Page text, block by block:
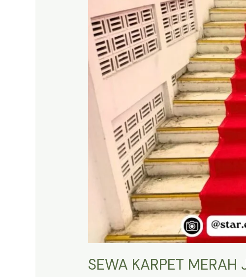
SEWA KARPET MERAH